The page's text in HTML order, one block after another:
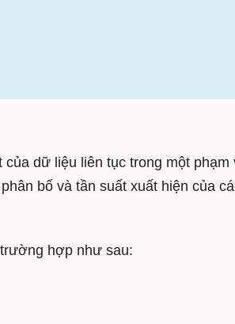
dữ liệu liên tục trong một phạm
bố và tần suất xuất hiện của
hợp như sau: